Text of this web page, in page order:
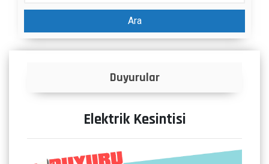
Ara
Duyurular
Elektrik Kesintisi